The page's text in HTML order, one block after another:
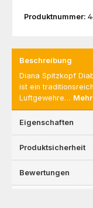
Produktnummer:
Beschreibung
Diana Spitzkopf
ist ein
Luftgewehre… Mehr
Eigenschaften
Produktsicherheit
Bewertungen